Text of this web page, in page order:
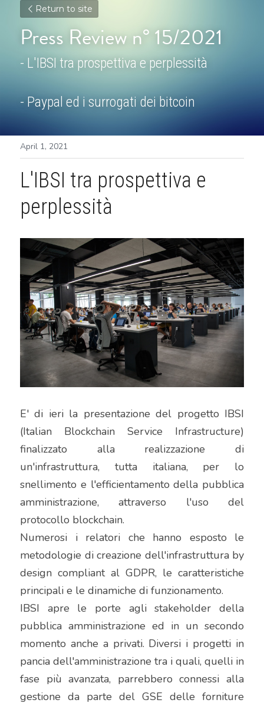
Return to site
Press Review n° 15/2021
- L'IBSI tra prospettiva e perplessità
- Paypal ed i surrogati dei bitcoin
April 1, 2021
L'IBSI tra prospettiva e
perplessità
E' di ieri la presentazione del progetto IBSI
(Italian Blockchain Service Infrastructure)
finalizzato alla realizzazione di
un'infrastruttura, tutta italiana, per lo
snellimento e l'efficientamento della pubblica
amministrazione, attraverso l'uso del
protocollo blockchain.
Numerosi i relatori che hanno esposto le
metodologie di creazione dell'infrastruttura by
design compliant al GDPR, le caratteristiche
principali e le dinamiche di funzionamento.
IBSI apre le porte agli stakeholder della
pubblica amministrazione ed in un secondo
momento anche a privati. Diversi i progetti in
pancia dell'amministrazione tra i quali, quelli in
fase più avanzata, parrebbero connessi alla
gestione da parte del GSE delle forniture